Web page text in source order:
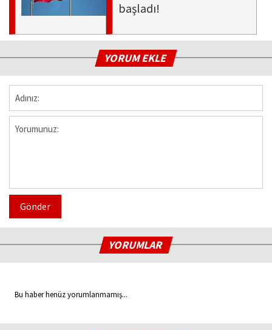
başladı!
YORUM EKLE
Gönder
YORUMLAR
Bu haber henüz yorumlanmamış...